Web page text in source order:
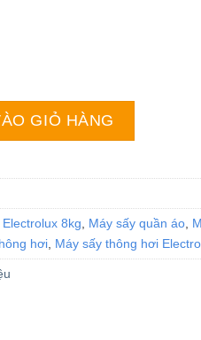
| 8.5 kg thông hơi số
GIỎ HÀNG
8kg Máy sấy quần áo,
hơi, Máy sấy thông hơi